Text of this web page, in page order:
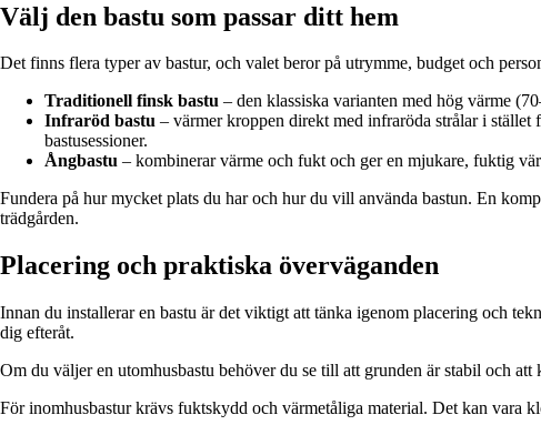
Välj den bastu som passar ditt hem
Det finns flera typer av bastur, och valet beror på utrymme, budget och
Traditionell finsk bastu – den klassiska varianten med hög värme
Infraröd bastu – värmer kroppen direkt med infraröda strålar i
bastusessioner.
Ångbastu – kombinerar värme och fukt och ger en mjukare, fuktig
Fundera på hur mycket plats du har och hur du vill använda bastun. En
trädgården.
Placering och praktiska överväganden
Innan du installerar en bastu är det viktigt att tänka igenom placering och
dig efteråt.
Om du väljer en utomhusbastu behöver du se till att grunden är stabil och
För inomhusbastur krävs fuktskydd och värmetåliga material. Det kan vara